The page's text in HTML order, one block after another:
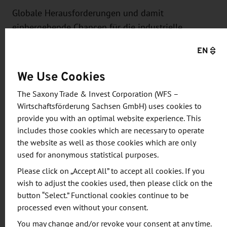
Globale Herausforderungen und damit
einhergehende Chancen für die industrielle
insbesondere in den folgenden Themenfeldern:
Industrien der Zukunft: energie- und
ressourceneffiziente Produktion sowie neue
Werkstoffe und Materialien, smarte
Technologien
Energie: effiziente Energienutzung,
emissionsarme Energiebereitstellung in
Erzeugung und Transport, sichere und flexible
Energieversorgung, Sektorenkopplung
Mobilität: effiziente und umweltfreundliche
Fahrzeugkonzepte, Antriebstechnologien und
Kraftstoffe sowie Verkehrssysteme
EN
We Use Cookies
The Saxony Trade & Invest Corporation (WFS –
Wirtschaftsförderung Sachsen GmbH) uses cookies to
provide you with an optimal website experience. This
includes those cookies which are necessary to operate
the website as well as those cookies which are only
used for anonymous statistical purposes.
Please click on „Accept All” to accept all cookies. If you
wish to adjust the cookies used, then please click on the
button “Select.” Functional cookies continue to be
processed even without your consent.
You may change and/or revoke your consent at any time.